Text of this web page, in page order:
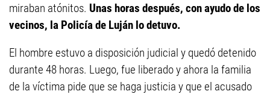
miraban atónitos. Unas horas después, con ayudo de los
vecinos, la Policía de Luján lo detuvo.
El hombre estuvo a disposición judicial y quedó detenido
durante 48 horas. Luego, fue liberado y ahora la familia
de la víctima pide que se haga justicia y que el acusado